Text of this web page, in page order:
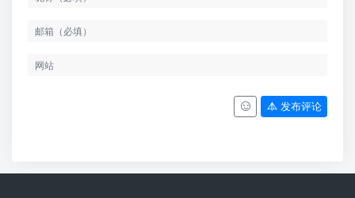
发布评论